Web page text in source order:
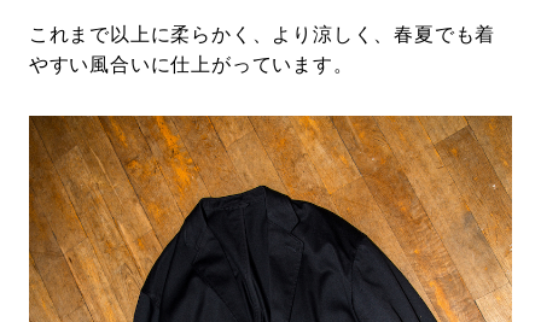
これまで以上に柔らかく、より涼しく、春夏でも着
やすい風合いに仕上がっています。